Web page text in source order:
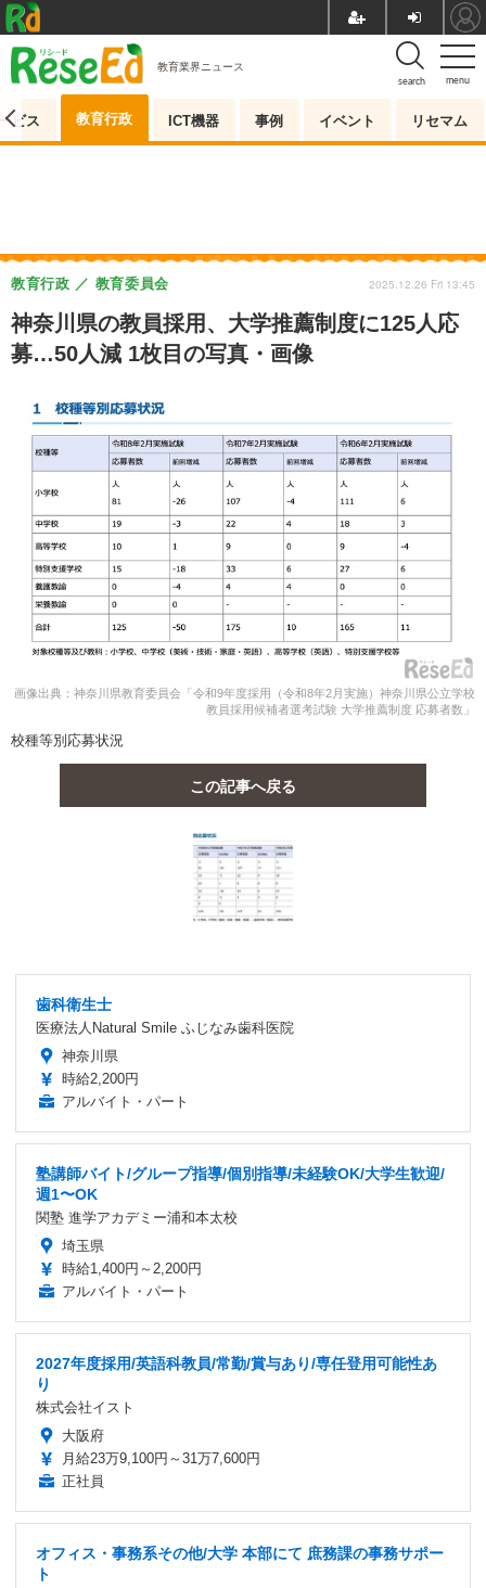
menu
search
教育業界ニュース
ビス 教育行政 ICT機器 事例 イベント リセマム
神奈川県の教員採用、大学推薦制度に125人応
募…50人減 1枚目の写真・画像
教育行政 教育委員会 2025.12.26 Fri 13:45
画像出典：神奈川県教育委員会「令和9年度採用（令和8年2月実施）神奈川県公立学校
教員採用候補者選考試験 大学推薦制度 応募者数」
校種等別応募状況
この記事へ戻る
歯科衛生士
医療法人Natural Smile ふじなみ歯科医院
神奈川県
時給2,200円
アルバイト・パート
塾講師バイト/グループ指導/個別指導/未経験OK/大学生歓迎/
週1〜OK
関塾 進学アカデミー浦和本太校
埼玉県
時給1,400円～2,200円
アルバイト・パート
2027年度採用/英語科教員/常勤/賞与あり/専任登用可能性あ
り
株式会社イスト
大阪府
月給23万9,100円～31万7,600円
正社員
オフィス・事務系その他/大学 本部にて 庶務課の事務サポー
ト